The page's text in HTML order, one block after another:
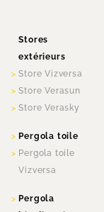
Stores
extérieurs
Store Vizversa
Store Verasun
Store Verasky
Pergola toile
Pergola toile
Vizversa
Pergola